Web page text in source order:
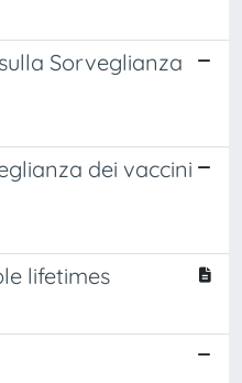
Sorveglianza
dei vaccini
lifetimes